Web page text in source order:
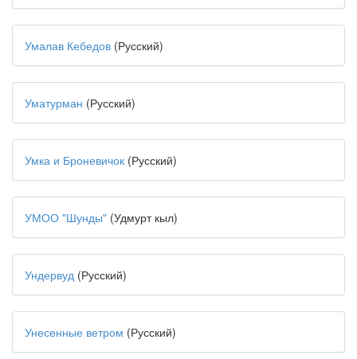
Умалав Кебедов (Русский)
Уматурман (Русский)
Умка и Броневичок (Русский)
УМОО "Шунды" (Удмурт кыл)
Ундервуд (Русский)
Унесенные ветром (Русский)